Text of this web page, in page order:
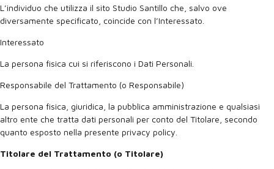
L’individuo che utilizza il sito Studio Santillo che, salvo ove
diversamente specificato, coincide con l’Interessato.
Interessato
La persona fisica cui si riferiscono i Dati Personali.
Responsabile del Trattamento (o Responsabile)
La persona fisica, giuridica, la pubblica amministrazione e qualsiasi
altro ente che tratta dati personali per conto del Titolare, secondo
quanto esposto nella presente privacy policy.
Titolare del Trattamento (o Titolare)